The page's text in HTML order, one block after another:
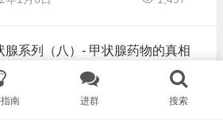
腺系列（八）- 甲状腺药物的真相
年1月6日 978
南 进群 搜索